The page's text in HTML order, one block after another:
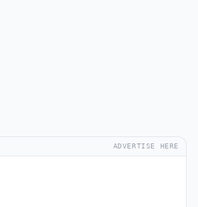
ADVERTISE HERE